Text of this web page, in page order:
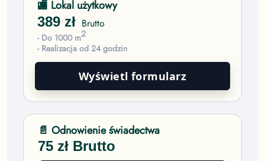
🏬 Lokal użytkowy
389 zł Brutto
- Do 1000 m2
- Realizacja od 24 godzin
Wyświetl formularz
📄 Odnowienie świadectwa
75 zł Brutto